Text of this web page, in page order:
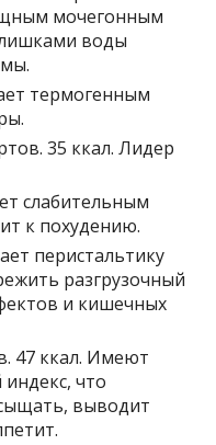
мочегонным
воды
термогенным
35 ккал. Лидер
слабительным
к похудению.
перистальтику
разгрузочный
и кишечных
47 ккал. Имеют
что
выводит